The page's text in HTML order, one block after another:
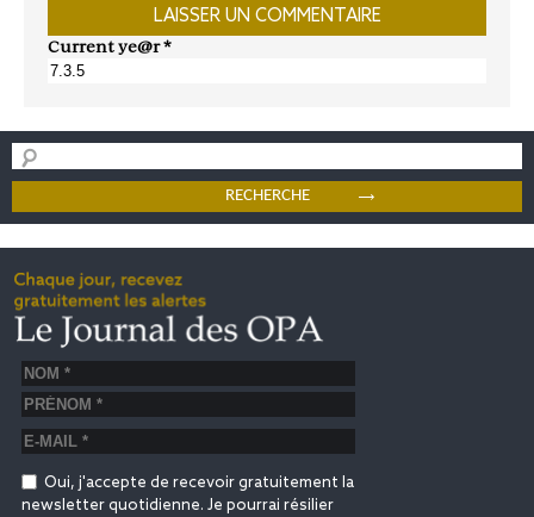
Current ye@r*
Oui, j'accepte de recevoir gratuitement la
newsletter quotidienne. Je pourrai résilier